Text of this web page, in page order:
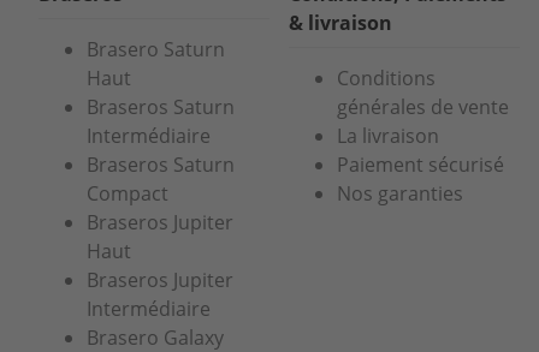
Brasero Saturn
Haut
Braseros Saturn
Intermédiaire
Braseros Saturn
Compact
Braseros Jupiter
Haut
Braseros Jupiter
Intermédiaire
Brasero Galaxy
& livraison
Conditions
générales de vente
La livraison
Paiement sécurisé
Nos garanties